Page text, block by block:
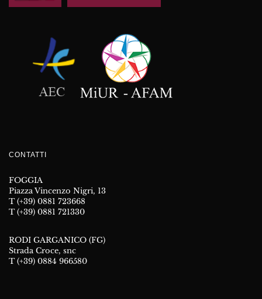
CONTATTI
FOGGIA
Piazza Vincenzo Nigri, 13
T (+39) 0881 723668
T (+39) 0881 721330
RODI GARGANICO (FG)
Strada Croce, snc
T (+39) 0884 966580